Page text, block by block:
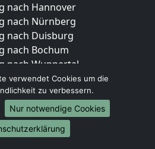
nach Hannover
nach Nürnberg
nach Duisburg
nach Bochum
nach Wuppertal
nach Bielefeld
nach Bonn
nach Münster
verwendet Cookies um die
zu verbessern.
Nur notwendige Cookies